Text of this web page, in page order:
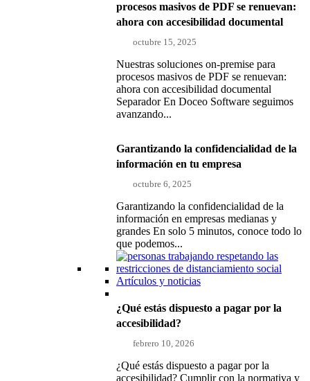
procesos masivos de PDF se renuevan:
ahora con accesibilidad documental
octubre 15, 2025
Nuestras soluciones on-premise para
procesos masivos de PDF se renuevan:
ahora con accesibilidad documental
Separador En Doceo Software seguimos
avanzando...
Garantizando la confidencialidad de la
información en tu empresa
octubre 6, 2025
Garantizando la confidencialidad de la
información en empresas medianas y
grandes En solo 5 minutos, conoce todo lo
que podemos...
Artículos y noticias
¿Qué estás dispuesto a pagar por la
accesibilidad?
febrero 10, 2026
¿Qué estás dispuesto a pagar por la
accesibilidad? Cumplir con la normativa y